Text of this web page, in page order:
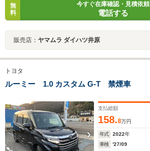
無
料
今すぐ在庫確認・見積依頼
電話する
販売店： ヤマムラ ダイハツ井原
トヨタ
ルーミー 1.0 カスタム G-T 禁煙車
支払総額
158.8万円
年式 2022年
車検
'27/09